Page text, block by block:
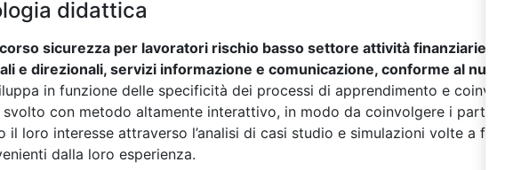
didattica
corso sicurezza per lavoratori rischio basso settore attività finanziarie,
e direzionali, servizi informazione e comunicazione, conforme al
in funzione delle specificità dei processi di apprendimento e
con metodo altamente interattivo, in modo da coinvolgere i
il loro interesse attraverso l’analisi di casi studio e simulazioni volte a
dalla loro esperienza.